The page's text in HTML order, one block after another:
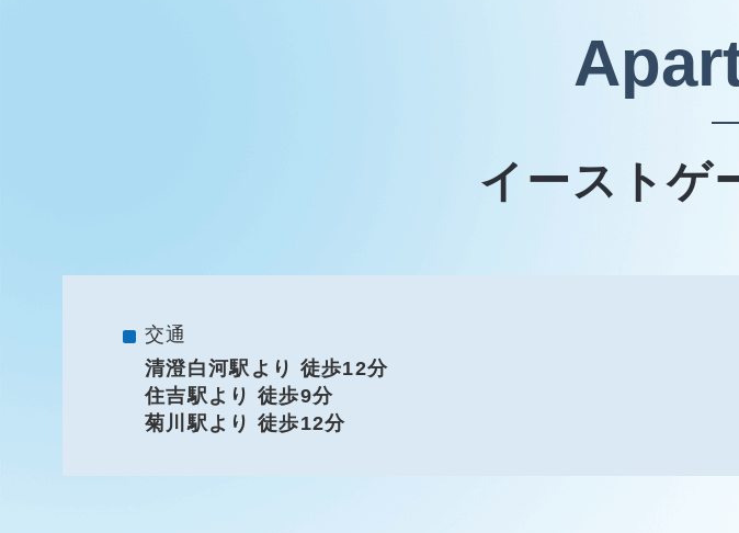
イーストゲ
交通
清澄白河駅より 徒歩12分
住吉駅より 徒歩9分
菊川駅より 徒歩12分